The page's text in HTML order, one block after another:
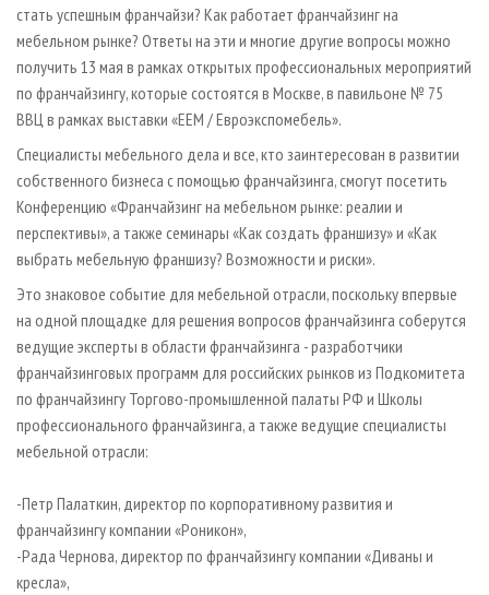
БИОЭНЕРГЕТИКА
ИНСТРУМЕНТ И МАТЕРИАЛЫ
RUSSIAN FORESTRY REVIEW
ГАЗЕТА ЛЕСПРОМФОРУМ
БИБЛИОТЕКА СПЕЦИАЛИСТА
стать успешным франчайзи? Как работает франчайзинг на
мебельном рынке? Ответы на эти и многие другие вопросы можно
получить 13 мая в рамках открытых профессиональных мероприятий
по франчайзингу, которые состоятся в Москве, в павильоне № 75
ВВЦ в рамках выставки «ЕЕМ / Евроэкспомебель».
Специалисты мебельного дела и все, кто заинтересован в развитии
собственного бизнеса с помощью франчайзинга, смогут посетить
Конференцию «Франчайзинг на мебельном рынке: реалии и
перспективы», а также семинары «Как создать франшизу» и «Как
выбрать мебельную франшизу? Возможности и риски».
Это знаковое событие для мебельной отрасли, поскольку впервые
на одной площадке для решения вопросов франчайзинга соберутся
ведущие эксперты в области франчайзинга - разработчики
франчайзинговых программ для российских рынков из Подкомитета
по франчайзингу Торгово-промышленной палаты РФ и Школы
профессионального франчайзинга, а также ведущие специалисты
мебельной отрасли:
-Петр Палаткин, директор по корпоративному развития и
франчайзингу компании «Роникон»,
-Рада Чернова, директор по франчайзингу компании «Диваны и
кресла»,